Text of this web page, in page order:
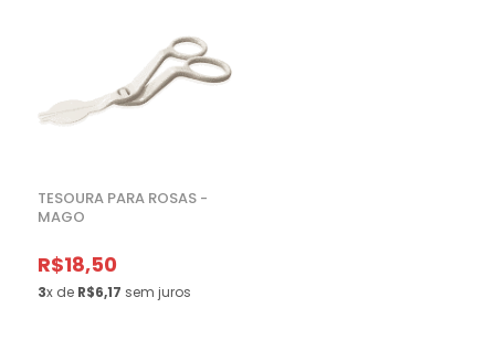
TESOURA PARA ROSAS -
MAGO
R$18,50
3x de R$6,17 sem juros